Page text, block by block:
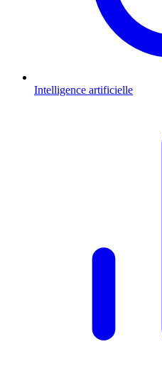
Intelligence artificielle